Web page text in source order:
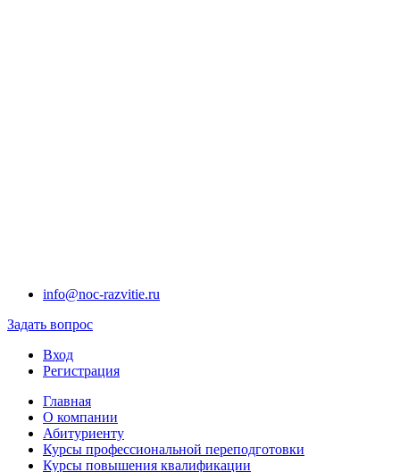
info@noc-razvitie.ru
Задать вопрос
Вход
Регистрация
Главная
О компании
Абитуриенту
Курсы профессиональной переподготовки
Курсы повышения квалификации